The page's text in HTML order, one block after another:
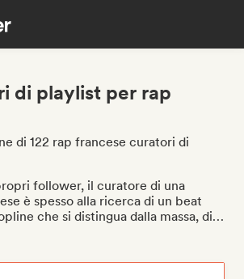
di playlist per rap
di 122 rap francese curatori di
follower, il curatore di una
è spesso alla ricerca di un beat
che si distingua dalla massa, di
qualcosa da dire. I rapper francesi
flow unico e lo stile rap melodico.
sono piene di successi musicali